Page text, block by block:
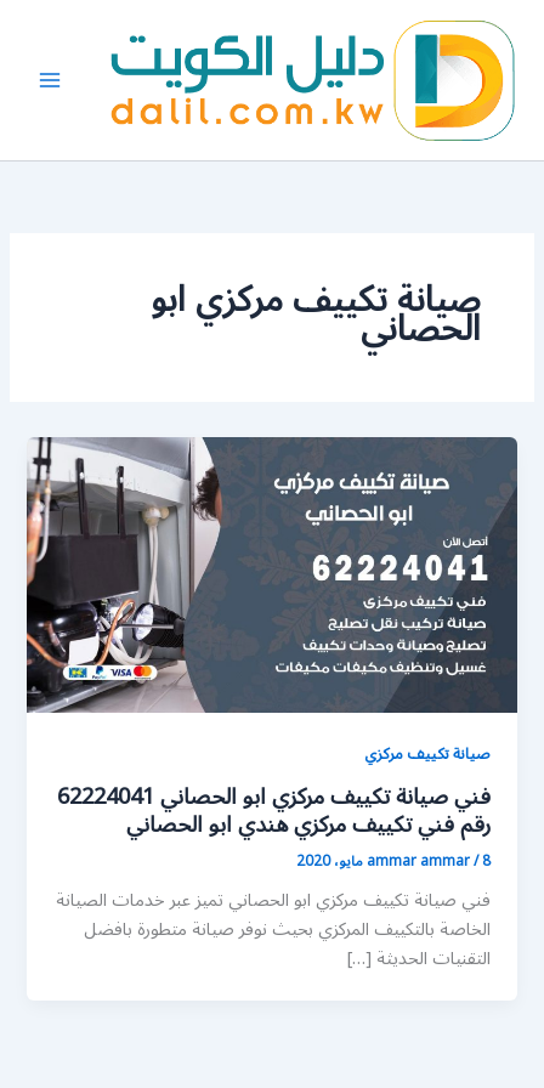
المحتوى
صيانة تكييف مركزي ابو
الحصاني
صيانة تكييف مركزي
فني صيانة تكييف مركزي ابو الحصاني 62224041
رقم فني تكييف مركزي هندي ابو الحصاني
ammar ammar/8 مايو، 2020
فني صيانة تكييف مركزي ابو الحصاني تميز عبر خدمات الصيانة
الخاصة بالتكييف المركزي بحيث نوفر صيانة متطورة بافضل
التقنيات الحديثة […]